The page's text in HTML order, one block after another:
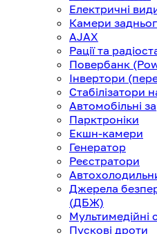
Електричні
Камери
AJAX
Рації та
Повербанк
Інвертори
Стабілізатори
Автомобільні
Парктроніки
Екшн-камери
Генератор
Реєстратори
Джерела
(ДБЖ)
Мультимедійні
Пускові дроти